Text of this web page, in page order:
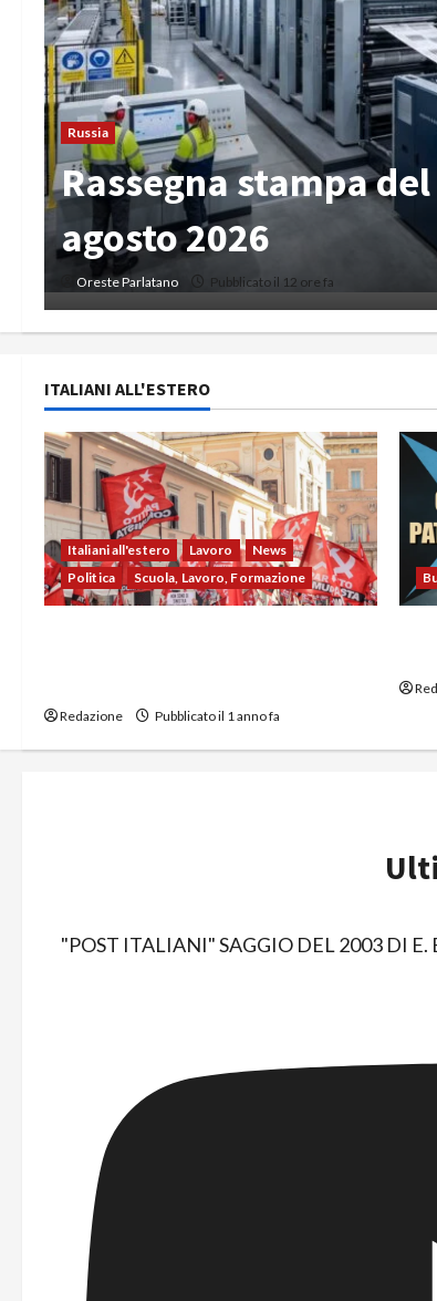
Russia
Rassegna stampa
agosto 2026
Oreste Parlatano Pubblicato il 1 giorno fa
ITALIANI ALL'ESTERO
Italiani all'estero Lavoro
News
Politica
Scuola, Lavoro, Formazione
Redazione Pubblicato il 1 anno fa
"POST ITALIANI" SAGGIO DEL 2003 DI E.